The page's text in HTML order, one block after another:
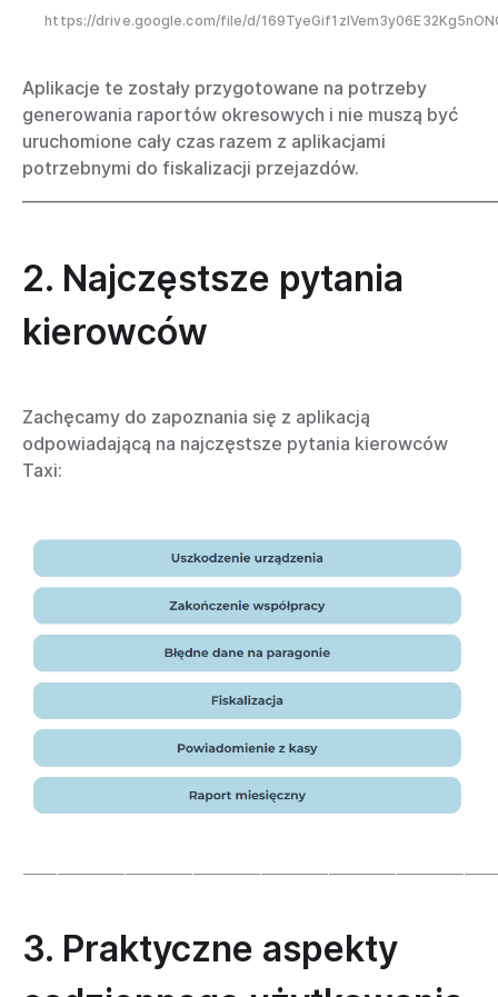
https://drive.google.com/file/d/
Aplikacje te zostały przygotowane na potrzeby
generowania raportów okresowych i nie muszą być
uruchomione cały czas razem z aplikacjami
potrzebnymi do fiskalizacji przejazdów.
2. Najczęstsze pytania
kierowców
Zachęcamy do zapoznania się z aplikacją
odpowiadającą na najczęstsze pytania kierowców
Taxi:
3. Praktyczne aspekty